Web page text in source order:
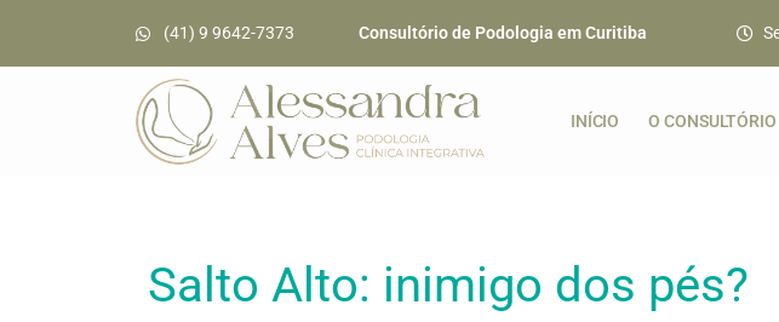
(41) 9 9642-7373 Consultório de Podologia em Curitiba
INÍCIO O CONSULTÓRIO
Salto Alto: inimigo dos pés?